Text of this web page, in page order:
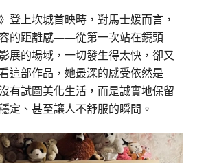
登上坎城首映時，對馬士媛而言，
的距離感——從第一次站在鏡頭
展的場域，一切發生得太快，卻又
這部作品，她最深的感受依然是
有試圖美化生活，而是誠實地保留
定、甚至讓人不舒服的瞬間。